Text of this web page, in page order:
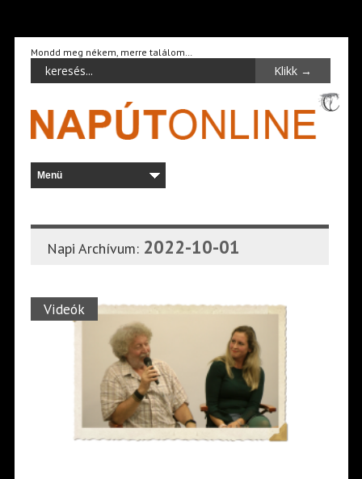
Mondd meg nékem, merre találom…
Napi Archívum: 2022-10-01
Videók